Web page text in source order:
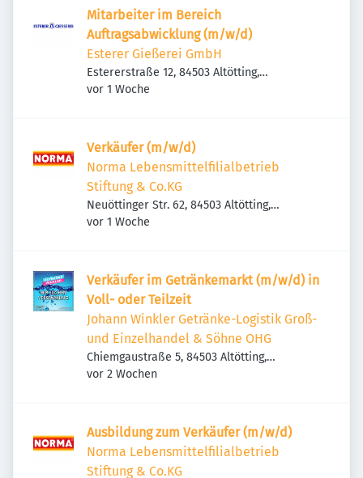
Mitarbeiter im Bereich
Auftragsabwicklung (m/w/d)
Esterer Gießerei GmbH
Estererstraße 12, 84503 Altötting,
Deutschland
Veröffentlicht
vor 1 Woche
Verkäufer (m/w/d)
Norma Lebensmittelfilialbetrieb
Stiftung & Co.KG
Neuöttinger Str. 62, 84503 Altötting,
Deutschland
Veröffentlicht
vor 1 Woche
Verkäufer im Getränkemarkt (m/w/d) in
Voll- oder Teilzeit
Johann Winkler Getränke-Logistik Groß-
und Einzelhandel & Söhne OHG
Chiemgaustraße 5, 84503 Altötting,
Deutschland
Veröffentlicht
vor 2 Wochen
Ausbildung zum Verkäufer (m/w/d)
Norma Lebensmittelfilialbetrieb
Stiftung & Co.KG